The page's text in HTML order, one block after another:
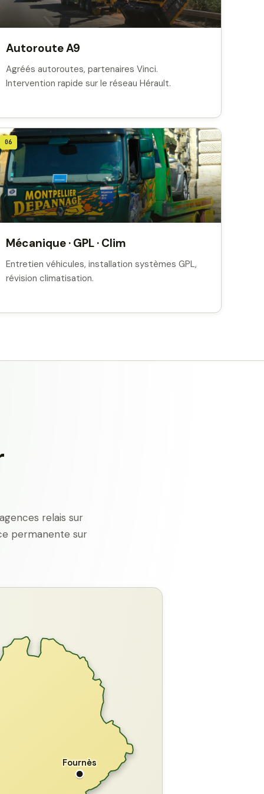
Autoroute A9
Agréés autoroutes, partenaires Vinci.
Intervention rapide sur le réseau Hérault.
06
Mécanique · GPL · Clim
Entretien véhicules, installation systèmes GPL,
révision climatisation.
relais sur
permanente sur
Fournès